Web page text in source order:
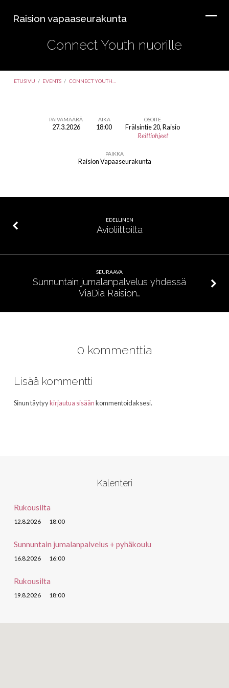
Raision vapaaseurakunta
Connect Youth nuorille
ETUSIVU / EVENTS / CONNECT YOUTH…
PÄIVÄMÄÄRÄ
27.3.2026
AIKA
18:00
OSOITE
Frälsintie 20, Raisio
Reittiohjeet
PAIKKA
Raision Vapaaseurakunta
EDELLINEN
Avioliittoilta
SEURAAVA
Sunnuntain jumalanpalvelus yhdessä
ViaDia Raision…
0 kommenttia
Lisää kommentti
Sinun täytyykirjautua sisäänkommentoidaksesi.
Kalenteri
Rukousilta
12.8.2026 18:00
Sunnuntain jumalanpalvelus + pyhäkoulu
16.8.2026 16:00
Rukousilta
19.8.2026 18:00